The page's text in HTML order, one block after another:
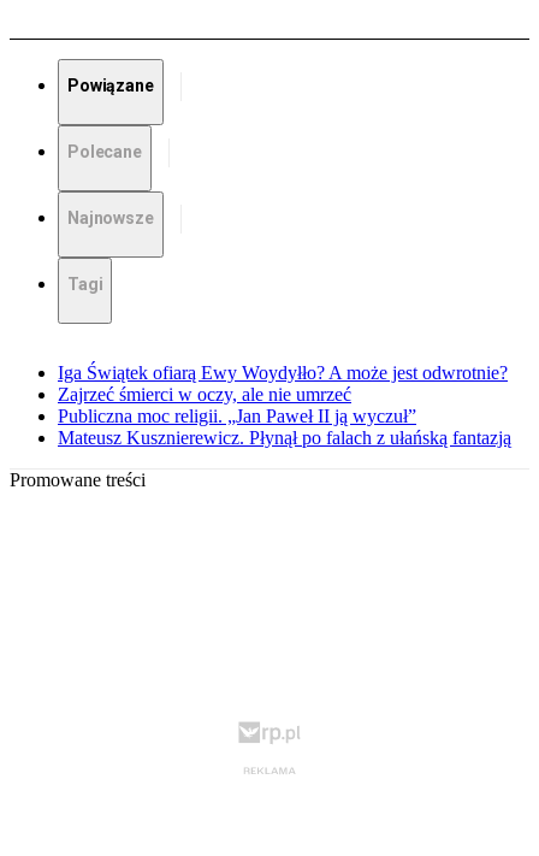
Powiązane
Polecane
Najnowsze
Tagi
Iga Świątek ofiarą Ewy Woydyłło? A może jest odwrotnie?
Zajrzeć śmierci w oczy, ale nie umrzeć
Publiczna moc religii. „Jan Paweł II ją wyczuł”
Mateusz Kusznierewicz. Płynął po falach z ułańską fantazją
Promowane treści